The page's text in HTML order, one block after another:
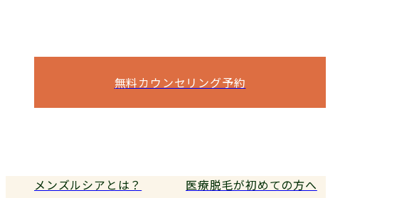
無料カウンセリング予約
メンズルシアとは？
医療脱毛が初めての方へ